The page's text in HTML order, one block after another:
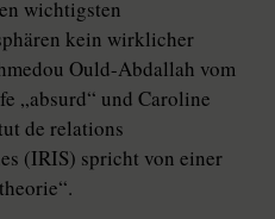
wichtigsten
kein wirklicher
Ould-Abdallah vom
„absurd“ und Caroline
de relations
(IRIS) spricht von einer